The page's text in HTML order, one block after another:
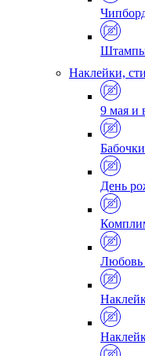
Наклейки,
9 мая и
Бабочки
День
Любовь